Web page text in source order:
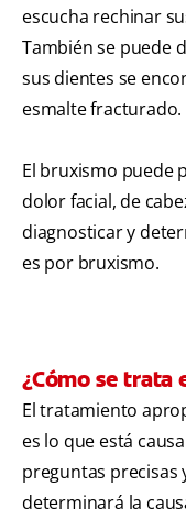
escucha rechinar
También se puede
sus dientes se
esmalte fracturado.
El bruxismo puede
dolor facial, de
diagnosticar y
es por bruxismo.
¿Cómo se trata
El tratamiento
es lo que está
preguntas precisas
determinará la